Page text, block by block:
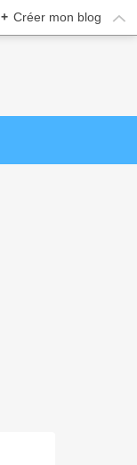
+ Créer mon blog